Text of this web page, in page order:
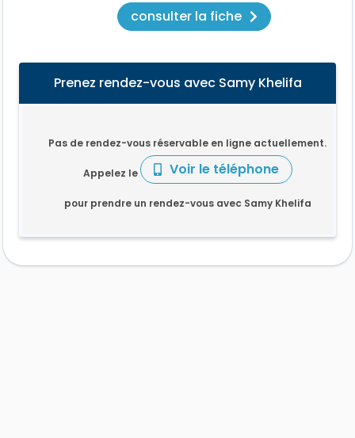
consulter la fiche
Prenez rendez-vous avec Samy Khelifa
Pas de rendez-vous réservable en ligne actuellement.
Appelez le Voir le téléphone
pour prendre un rendez-vous avec Samy Khelifa